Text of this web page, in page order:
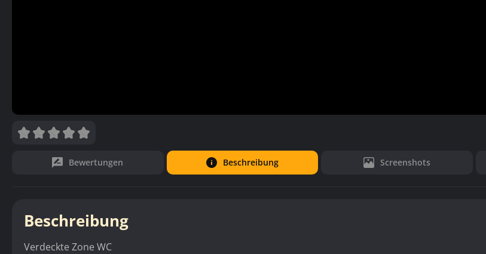
Bewertungen Beschreibung Screenshots
Beschreibung
Verdeckte Zone WC